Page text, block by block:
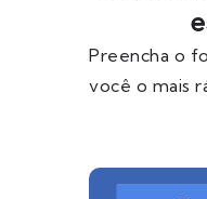
Preencha o
você o mais